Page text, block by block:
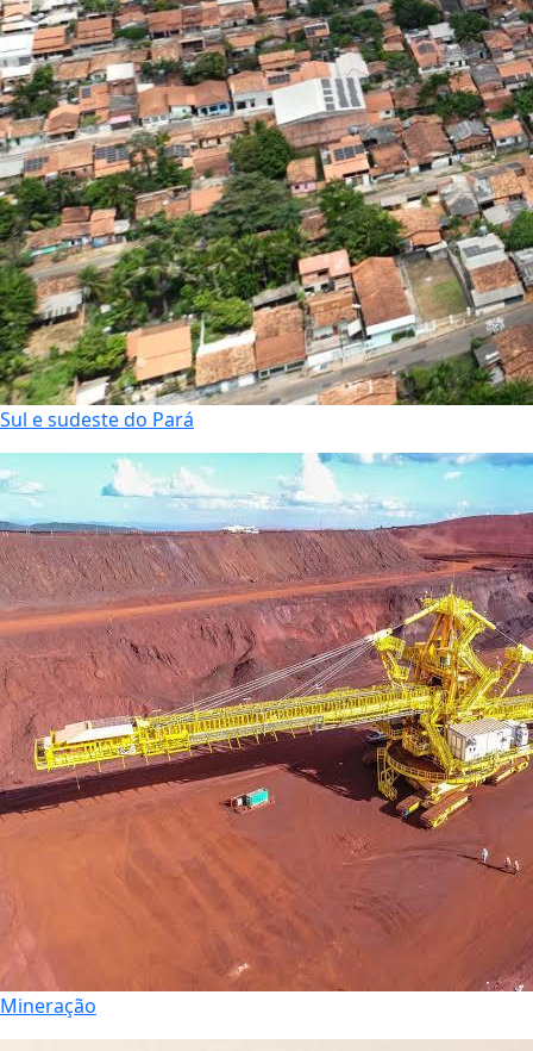
Sul e sudeste do Pará
Mineração